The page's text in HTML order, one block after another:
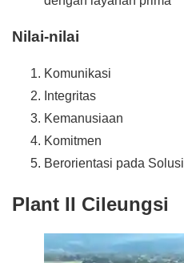
Nilai-nilai
Komunikasi
Integritas
Kemanusiaan
Komitmen
Berorientasi pada Solusi
Plant II Cileungsi